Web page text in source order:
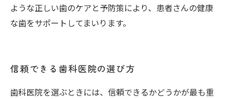
ような正しい歯のケアと予防策により、患者さんの健康
な歯をサポートしてまいります。
信頼できる歯科医院の選び方
歯科医院を選ぶときには、信頼できるかどうかが最も重